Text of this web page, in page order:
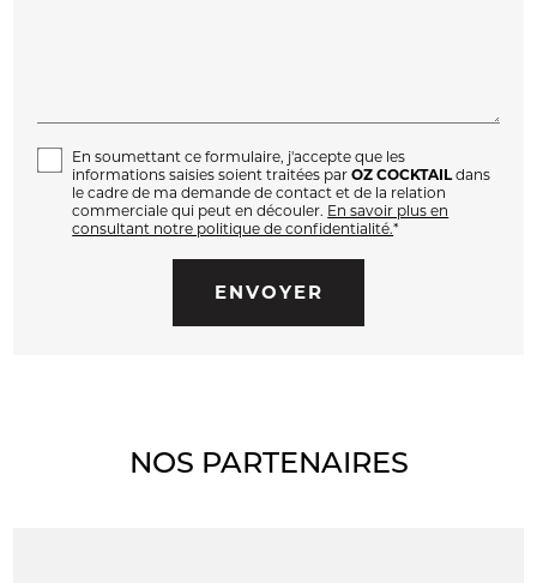
En soumettant ce formulaire, j'accepte que les
informations saisies soient traitées parOZ COCKTAILdans
le cadre de ma demande de contact et de la relation
commerciale qui peut en découler. En savoir plus en
consultant notre politique de confidentialité.*
NOS PARTENAIRES